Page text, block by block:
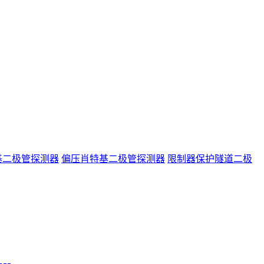
极管探测器 偏压肖特基二极管探测器 限制器保护隧道二极